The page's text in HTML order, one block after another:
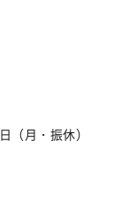
日（月・振休）